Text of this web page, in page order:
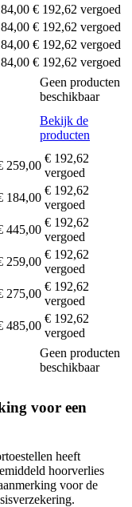
€ 192,62 vergoed
€ 192,62 vergoed
€ 192,62 vergoed
€ 192,62 vergoed
Geen producten
beschikbaar
Bekijk de
producten
259,00
€ 192,62
vergoed
184,00
€ 192,62
vergoed
445,00
€ 192,62
vergoed
259,00
€ 192,62
vergoed
275,00
€ 192,62
vergoed
485,00
€ 192,62
vergoed
Geen producten
beschikbaar
voor een
heeft
hoorverlies
voor de